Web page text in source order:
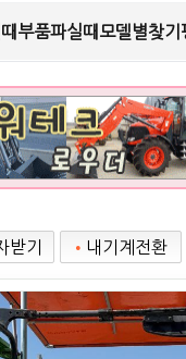
부품파실때 모델별찾기
받기 • 내기계전환